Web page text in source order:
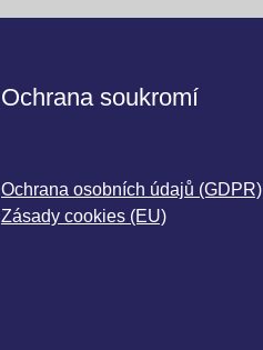
Ochrana soukromí
Ochrana osobních údajů (GDPR)
Zásady cookies (EU)